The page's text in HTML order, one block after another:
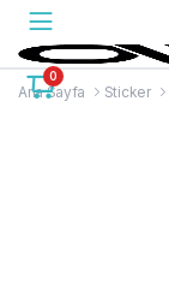
0
Ana Sayfa Sticker